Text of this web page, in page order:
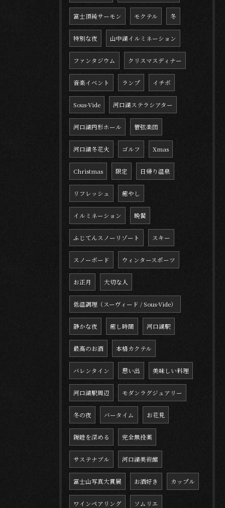
富士頂純サーモン モクテル 冬
特別な夜 山中湖イルミネーション
ファンタジウム クリスマスディナー
音楽イベント ランプ イチボ
Sous-Vide 河口湖ステラシアター
河口湖円形ホール 管弦楽団
河口湖冬花火 ゴルフ Xmas
Christmas 限定 日帰り温泉
リフレッシュ 癒やし
イルミネーション 晩餐
ふじてんスノーリゾート スキー
スノーボード ウィンタースポーツ
お正月 大切な人
低温調理（スーヴィード / Sous-Vide）
静かな夜 癒し時間 河口湖駅
最高のお酒 本格カクテル
バレンタイン 思い出 美味しい料理
河口湖駅周辺 モダンラグジュアリー
冬の夜 バータイム お花見
親睦を深める 完全無投薬
サステナブル 河口湖美術館
富士山写真大賞展 お酒好き カップル
ワインペアリング ソムリエ